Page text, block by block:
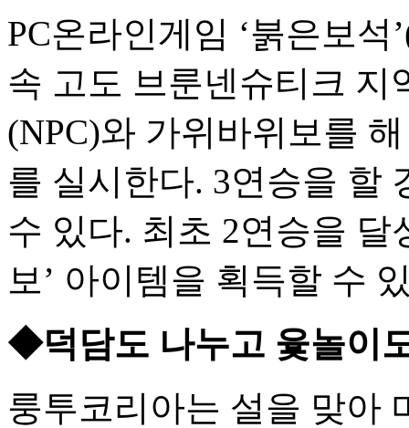
PC온라인게임 ‘붉은보
속 고도 브룬넨슈티크 지
(NPC)와 가위바위보를
를 실시한다. 3연승을 할
수 있다. 최초 2연승을 달
보’ 아이템을 획득할 수
◆덕담도 나누고 윷놀이
룽투코리아는 설을 맞아